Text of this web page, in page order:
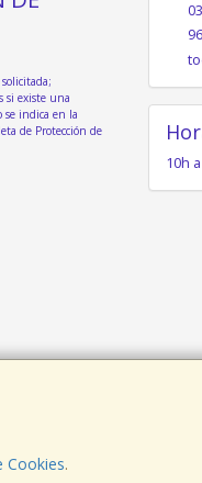
Cookies.
si existe una
se indica en la
de Protección de
10h